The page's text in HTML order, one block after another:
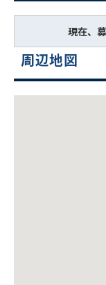
現在、
周辺地図